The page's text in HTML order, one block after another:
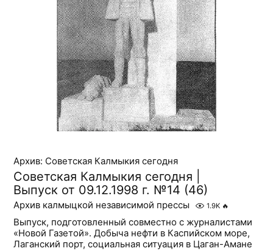
Архив: Советская Калмыкия сегодня
Советская Калмыкия сегодня |
Выпуск от 09.12.1998 г. №14 (46)
Архив калмыцкой независимой прессы 1.9K 🔥
Выпуск, подготовленный совместно с журналистами
«Новой Газетой». Добыча нефти в Каспийском море,
Лаганский порт, социальная ситуация в Цаган-Амане